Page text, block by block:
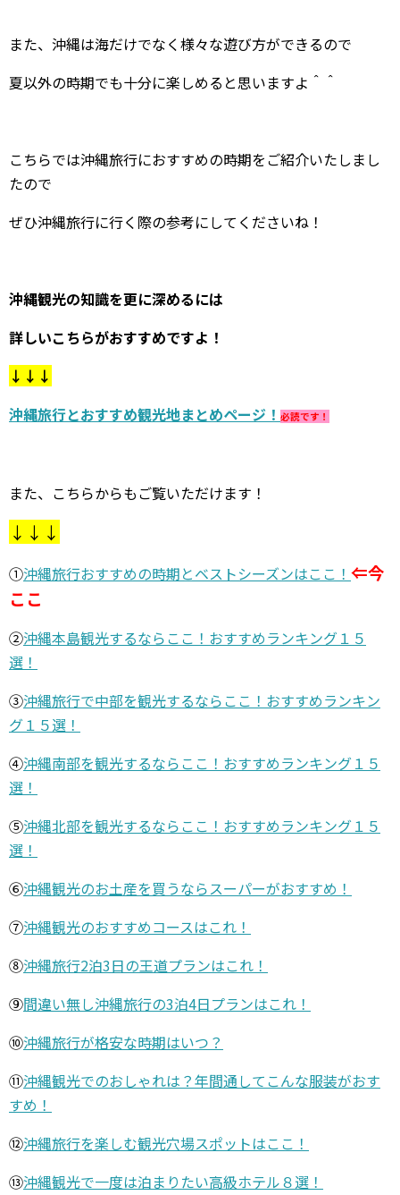
また、沖縄は海だけでなく様々な遊び方ができるので
夏以外の時期でも十分に楽しめると思いますよ＾＾
こちらでは沖縄旅行におすすめの時期をご紹介いたしまし
たので
ぜひ沖縄旅行に行く際の参考にしてくださいね！
沖縄観光の知識を更に深めるには
詳しいこちらがおすすめですよ！
↓↓↓
沖縄旅行とおすすめ観光地まとめページ！ 必読です！
また、こちらからもご覧いただけます！
↓↓↓
①沖縄旅行おすすめの時期とベストシーズンはここ！ ⇐今
ここ
②沖縄本島観光するならここ！おすすめランキング１５
選！
③沖縄旅行で中部を観光するならここ！おすすめランキン
グ１５選！
④沖縄南部を観光するならここ！おすすめランキング１５
選！
⑤沖縄北部を観光するならここ！おすすめランキング１５
選！
⑥沖縄観光のお土産を買うならスーパーがおすすめ！
⑦沖縄観光のおすすめコースはこれ！
⑧沖縄旅行2泊3日の王道プランはこれ！
⑨間違い無し沖縄旅行の3泊4日プランはこれ！
⑩沖縄旅行が格安な時期はいつ？
⑪沖縄観光でのおしゃれは？年間通してこんな服装がおす
すめ！
⑫沖縄旅行を楽しむ観光穴場スポットはここ！
⑬沖縄観光で一度は泊まりたい高級ホテル８選！